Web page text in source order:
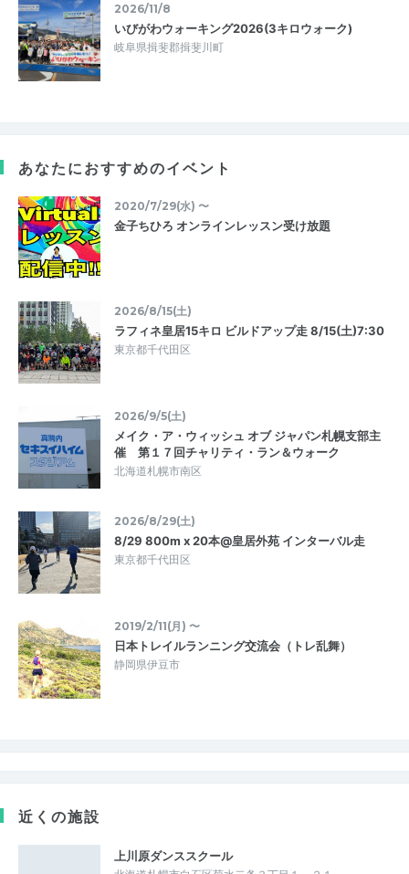
2026/11/8
いびがわウォーキング2026(3キロウォーク)
岐阜県揖斐郡揖斐川町
あなたにおすすめのイベント
2020/7/29(水) 〜
金子ちひろ オンラインレッスン受け放題
2026/8/15(土)
ラフィネ皇居15キロ ビルドアップ走 8/15(土)7:30
東京都千代田区
2026/9/5(土)
メイク・ア・ウィッシュ オブ ジャパン札幌支部主
催 第１７回チャリティ・ラン＆ウォーク
北海道札幌市南区
2026/8/29(土)
8/29 800m x 20本@皇居外苑 インターバル走
東京都千代田区
2019/2/11(月) 〜
日本トレイルランニング交流会（トレ乱舞）
静岡県伊豆市
近くの施設
上川原ダンススクール